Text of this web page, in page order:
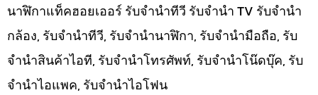
นาฬิกาแท็คฮอยเออร์ รับจำนำทีวี รับจำนำ TV รับจำนำ
กล้อง, รับจำนำทีวี, รับจำนำนาฬิกา, รับจำนำมือถือ, รับ
จำนำสินค้าไอที, รับจำนำโทรศัพท์, รับจำนำโน๊ดบุ๊ค, รับ
จำนำไอแพค, รับจำนำไอโฟน